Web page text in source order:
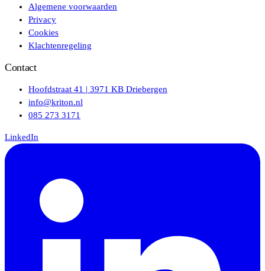
Algemene voorwaarden
Privacy
Cookies
Klachtenregeling
Contact
Hoofdstraat 41 | 3971 KB Driebergen
info@kriton.nl
085 273 3171
LinkedIn